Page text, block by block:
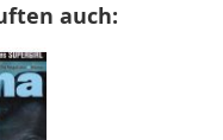
auch: